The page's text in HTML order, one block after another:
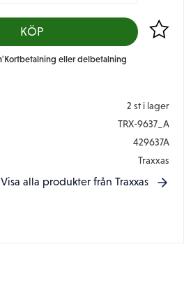
KÖP Lägg
Kortbetalning eller delbetalning
2 st i lager
TRX-9637_A
429637A
Traxxas
Visa alla produkter från Traxxas